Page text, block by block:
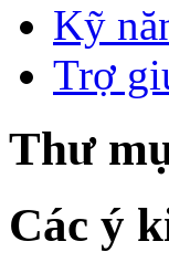
Kỹ
Trợ
Thư
Các ý